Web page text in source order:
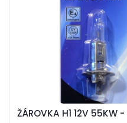
ŽÁROVKA H1 12V 55KW